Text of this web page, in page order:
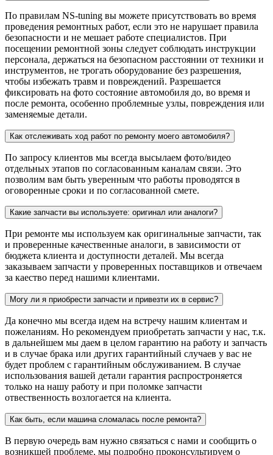
По правилам NS-tuning вы можете присутствовать во время
проведения ремонтных работ, если это не нарушает правила
безопасности и не мешает работе специалистов. При
посещении ремонтной зоны следует соблюдать инструкции
персонала, держаться на безопасном расстоянии от техники и
инструментов, не трогать оборудование без разрешения,
чтобы избежать травм и повреждений. Разрешается
фиксировать на фото состояние автомобиля до, во время и
после ремонта, особенно проблемные узлы, повреждения или
заменяемые детали.
Как отслеживать ход работ по ремонту моего автомобиля?
По запросу клиентов мы всегда высылаем фото/видео
отдельных этапов по согласованным каналам связи. Это
позволим вам быть уверенным что работы проводятся в
оговоренные сроки и по согласованной смете.
Какие запчасти вы используете: оригинал или аналоги?
При ремонте мы используем как оригинальные запчасти, так
и проверенные качественные аналоги, в зависимости от
бюджета клиента и доступности деталей. Мы всегда
заказываем запчасти у проверенных поставщиков и отвечаем
за каество перед нашими клиентами.
Могу ли я приобрести запчасти и привезти их в сервис?
Да конечно мы всегда идем на встречу нашим клиентам и
пожеланиям. Но рекомендуем приобретать запчасти у нас, т.к.
в дальнейшем мы даем в целом гарантию на работу и запчасть
и в случае брака или других гарантийный случаев у вас не
будет проблем с гарантийным обслуживанием. В случае
использования вашей детали гарантия распростроняется
только на нашу работу и при поломке запчасти
отвественность возлогается на клиента.
Как быть, если машина сломалась после ремонта?
В первую очередь вам нужно связаться с нами и сообщить о
возникшей проблеме, мы подробно проконсультируем о